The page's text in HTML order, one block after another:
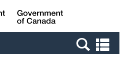
Passer
au
Passer
à
Canada
et